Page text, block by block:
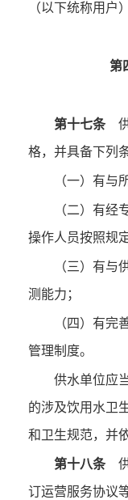
（以下统称用户
第
第十七条供
格，并具备下列
（一）有与
（二）有经
操作人员按照规
（三）有与
测能力；
（四）有完
管理制度。
供水单位应
的涉及饮用水卫
和卫生规范，并
第十八条供
订运营服务协议